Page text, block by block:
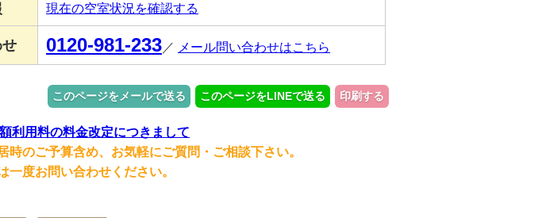
現在の空室状況を確認する
0120-981-233 ／ メール問い合わせはこちら
このページをメールで送る このページをLINEで送る 印刷する
利用料の料金改定につきまして
のご予算含め、お気軽にご質問・ご相談下さい。
度お問い合わせください。